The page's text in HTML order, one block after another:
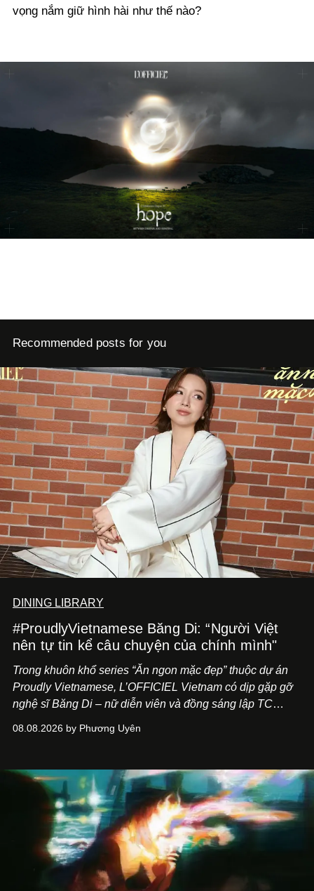
vọng nắm giữ hình hài như thế nào?
Recommended posts for you
DINING LIBRARY
#ProudlyVietnamese Băng Di: “Người Việt
nên tự tin kể câu chuyện của chính mình"
Trong khuôn khổ series “Ăn ngon mặc đẹp” thuộc dự án
Proudly Vietnamese, L’OFFICIEL Vietnam có dịp gặp gỡ
nghệ sĩ Băng Di – nữ diễn viên và đồng sáng lập TC
Kitchen Bar và SALEM tại TP.HCM.
08.08.2026 by Phương Uyên